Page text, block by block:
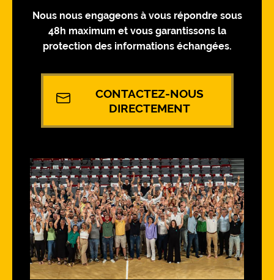
Nous nous engageons à vous répondre sous
48h maximum et vous garantissons la
protection des informations échangées.
CONTACTEZ-NOUS
DIRECTEMENT